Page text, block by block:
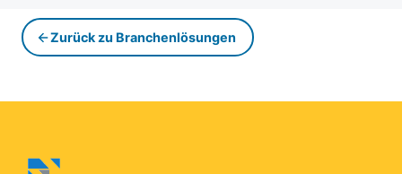
Zurück zu Branchenlösungen